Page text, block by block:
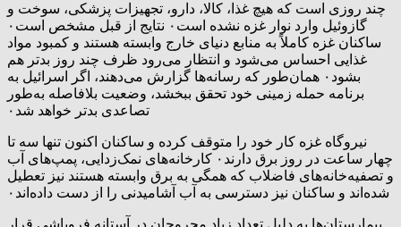
چند روزی است که هیچ غذا، کالا، دارو، تجهیزات پزشکی، سوخت و
گازوئیل وارد نوار غزه نشده است۰ نتایج از قبل مشخص است۰
ساکنان غزه کاملاً به منابع دنیای خارج وابسته هستند و کمبود مواد
غذایی احساس می‌شود و انتظار می‌رود ظرف چند روز بدتر هم
بشود۰ همان‌طور که رسانه‌ها گزارش می‌دهند، اگر اسرائیل به
برنامه حمله زمینی خود تحقق ببخشد، وضعیت بلافاصله به‌طور
تصاعدی بدتر خواهد شد۰
نیروگاه غزه کار خود را متوقف کرده و ساکنان اکنون تنها سه تا
چهار ساعت در روز برق دارند۰ کارخانه‌های نمک‌زدایی، پمپ‌های آب
و تصفیه‌خانه‌های فاضلاب که همگی به برق وابسته هستند نیز تعطیل
شده‌اند و ساکنان نیز دسترسی به آب آشامیدنی را از دست داده‌اند۰